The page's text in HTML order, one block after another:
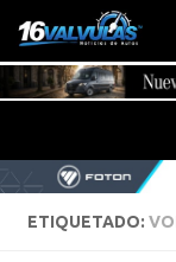
Saltar al
ETIQUETADO: